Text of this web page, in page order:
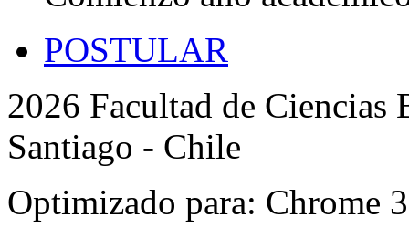
POSTULAR
2026 Facultad de
Santiago - Chile
Optimizado para: Chrome